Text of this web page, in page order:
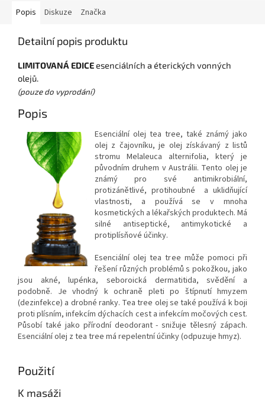
Popis Diskuze Značka
Detailní popis produktu
LIMITOVANÁ EDICEesenciálních a éterických vonných
olejů.
(pouze do vyprodání)
Popis
Esenciální olej tea tree, také známý jako
olej z čajovníku, je olej získávaný z listů
stromu Melaleuca alternifolia, který je
původním druhem v Austrálii. Tento olej je
známý pro své antimikrobiální,
protizánětlivé, protihoubné a uklidňující
vlastnosti, a používá se v mnoha
kosmetických a lékařských produktech. Má
silné antiseptické, antimykotické a
protiplísňové účinky.
Esenciální olej tea tree může pomoci při
řešení různých problémů s pokožkou, jako
jsou akné, lupénka, seboroická dermatitida, svědění a
podobně. Je vhodný k ochraně pleti po štípnutí hmyzem
(dezinfekce) a drobné ranky. Tea tree olej se také používá k boji
proti plísním, infekcím dýchacích cest a infekcím močových cest.
Působí také jako přírodní deodorant - snižuje tělesný zápach.
Esenciální olej z tea tree má repelentní účinky (odpuzuje hmyz).
Použití
K masáži